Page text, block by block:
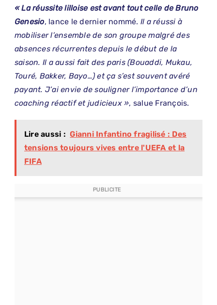
« La réussite lilloise est avant tout celle de Bruno
Genesio, lance le dernier nommé. Il a réussi à
mobiliser l’ensemble de son groupe malgré des
absences récurrentes depuis le début de la
saison. Il a aussi fait des paris (Bouaddi, Mukau,
Touré, Bakker, Bayo…) et ça s’est souvent avéré
payant. J’ai envie de souligner l’importance d’un
coaching réactif et judicieux », salue François.
Lire aussi : Gianni Infantino fragilisé : Des
tensions toujours vives entre l'UEFA et la
FIFA
PUBLICITE